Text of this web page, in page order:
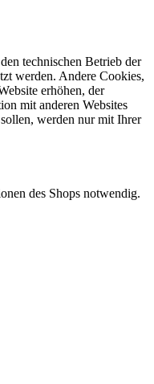
technischen Betrieb der
werden. Andere Cookies,
erhöhen, der
mit anderen Websites
werden nur mit Ihrer
des Shops notwendig.